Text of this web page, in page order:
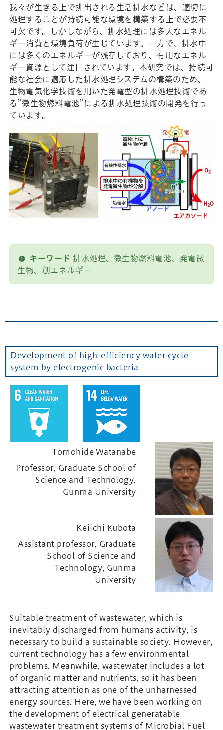
我々が生きる上で排出される生活排水などは、適切に
処理することが持続可能な環境を構築する上で必要不
可欠です。しかしながら、排水処理には多大なエネル
ギー消費と環境負荷が生じています。一方で、排水中
には多くのエネルギーが残存しており、有用なエネル
ギー資源として注目されています。本研究では、持続可
能な社会に適応した排水処理システムの構築のため、
生物電気化学技術を用いた発電型の排水処理技術であ
る”微生物燃料電池”による排水処理技術の開発を行っ
ています。
キーワード 排水処理、微生物燃料電池、発電微
生物、創エネルギー
Development of high-efficiency water cycle
system by electrogenic bacteria
Tomohide Watanabe
Professor, Graduate School of
Science and Technology,
Gunma University
Keiichi Kubota
Assistant professor, Graduate
School of Science and
Technology, Gunma
University
Suitable treatment of wastewater, which is
inevitably discharged from humans activity, is
necessary to build a sustainable society. However,
current technology has a few environmental
problems. Meanwhile, wastewater includes a lot
of organic matter and nutrients, so it has been
attracting attention as one of the unharnessed
energy sources. Here, we have been working on
the development of electrical generatable
wastewater treatment systems of Microbial Fuel